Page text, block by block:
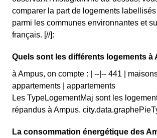
comparer la part de logements
parmi les communes environnantes et
français. [//]:
Quels sont les différents logements à
à Ampus, on compte : | --|-- 441 |
appartements | appartements
Les TypeLogementMaj sont les
répandus à Ampus.
La consommation énergétique des